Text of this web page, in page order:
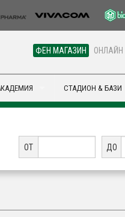
ФЕН МАГАЗИН ОНЛАЙН
СТАДИОН & БАЗИ
ОТ ДО